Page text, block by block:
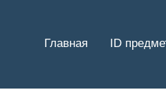
Главная ID